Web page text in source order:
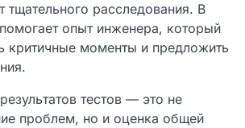
тщательного расследования. В
опыт инженера, который
критичные моменты и предложить
тестов — это не
проблем, но и оценка общей